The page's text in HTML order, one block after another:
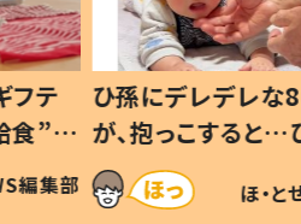
フテ
食”を
の親
編集部
ひ孫にデレデレな
が、抱っこすると
「涙が出ました」「
い」
ほ・